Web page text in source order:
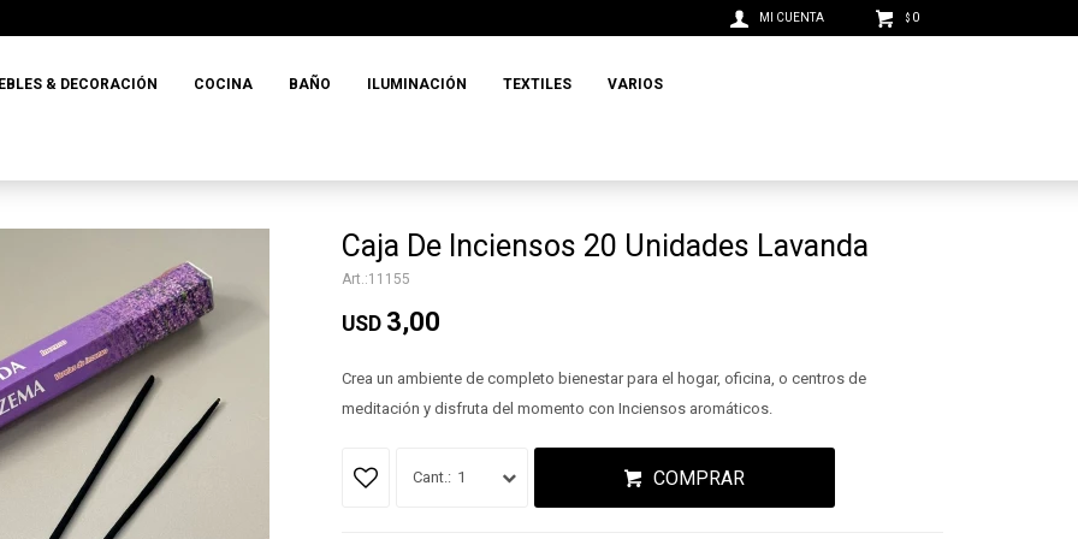
& DECORACIÓN COCINA BAÑO ILUMINACIÓN TEXTILES VARIOS
$ 0
Caja De Inciensos 20 Unidades Lavanda
11155
USD 3,00
Crea un ambiente de completo bienestar para el hogar, oficina, o centros de
meditación y disfruta del momento con Inciensos aromáticos.
1 COMPRAR